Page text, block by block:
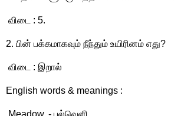
விடை : 5.
2. பின் பக்கமாகவும் நீந்தும் உயிரினம் எது?
விடை : இறால்
English words & meanings :